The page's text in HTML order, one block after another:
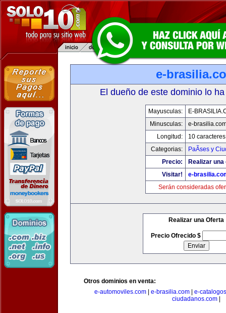
e-
El dueño de este dominio lo
Mayusculas:
E-
Minusculas:
e-
Longitud:
10 caracteres
Categorias:
PaÃ­ses y
Precio:
Realizar
Visitar!
e-
Serán consideradas
Realizar una Oferta
Precio Ofrecido $
Otros dominios en venta:
e-automoviles.com
e-brasilia.com
e-
ciudadanos.com